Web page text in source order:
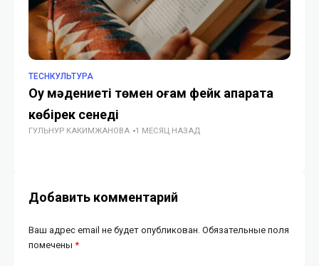
TECHКУЛЬТУРА
Оқу мәдениеті төмен қоғам фейк ақпаратқа
көбірек сенеді
ГУЛЬНУР КАКИМЖАНОВА 1 МЕСЯЦ НАЗАД
Добавить комментарий
Ваш адрес email не будет опубликован. Обязательные поля
помечены *